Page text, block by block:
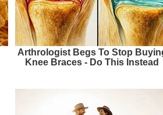
Arthrologist Begs To Stop
Knee Braces - Do This Instead